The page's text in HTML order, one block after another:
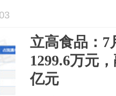
立高食品：7
1299.6万元
亿元